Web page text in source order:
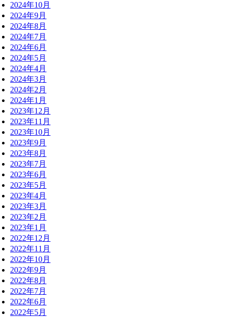
2024年10月
2024年9月
2024年8月
2024年7月
2024年6月
2024年5月
2024年4月
2024年3月
2024年2月
2024年1月
2023年12月
2023年11月
2023年10月
2023年9月
2023年8月
2023年7月
2023年6月
2023年5月
2023年4月
2023年3月
2023年2月
2023年1月
2022年12月
2022年11月
2022年10月
2022年9月
2022年8月
2022年7月
2022年6月
2022年5月